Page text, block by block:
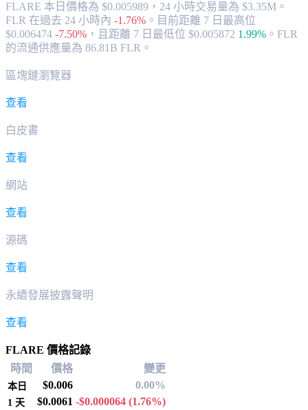
FLARE 本日價格為 $0.005989，24 小時交易量為 $3.35M。
FLR 在過去 24 小時內 -1.76% 。 目前距離 7 日最高位
$0.006474 -7.50% ， 且距離 7 日最低位 $0.005872 1.99% 。 FLR
的流通供應量為 86.81B FLR。
區塊鏈瀏覽器
查看
白皮書
查看
網站
查看
源碼
查看
永續發展披露聲明
查看
FLARE 價格記錄
時間
價格 變更
本日 $0.006 0.00%
1 天 $0.0061 -$0.000064 (1.76%)